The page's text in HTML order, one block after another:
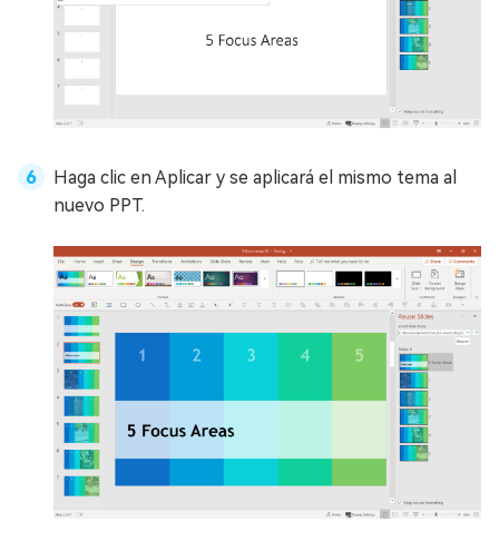
Haga clic en Aplicar y se aplicará el mismo tema al
nuevo PPT.